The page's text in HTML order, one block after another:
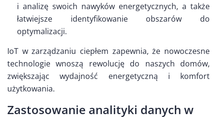
i analizę swoich nawyków energetycznych, a także
łatwiejsze identyfikowanie obszarów do
optymalizacji.
IoT w zarządzaniu ciepłem zapewnia, że nowoczesne
technologie wnoszą rewolucję do naszych domów,
zwiększając wydajność energetyczną i komfort
użytkowania.
Zastosowanie analityki danych w